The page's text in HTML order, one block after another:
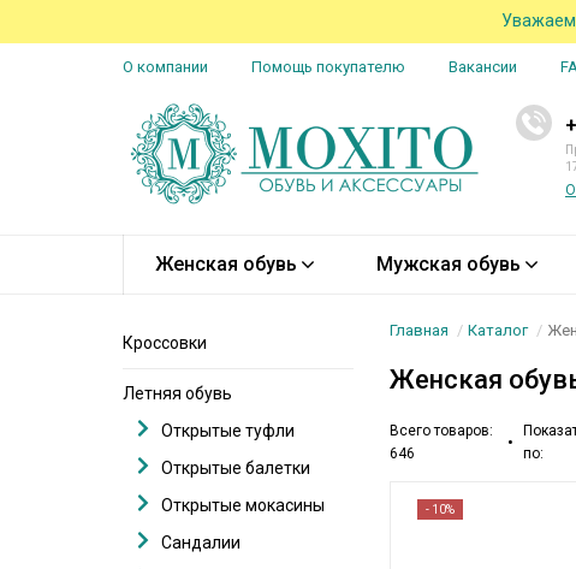
О компании Помощь покупателю Вакансии
Женская обувь Мужская обувь
Главная Каталог
Женская
Всего товаров:
646
•
по:
- 10%
Кроссовки
Летняя обувь
Открытые туфли
Открытые балетки
Открытые мокасины
Сандалии